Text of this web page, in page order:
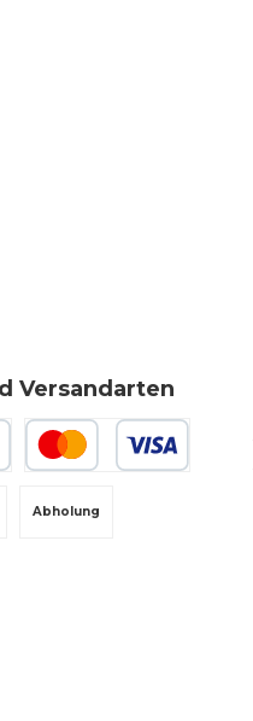
Versandarten
Abholung